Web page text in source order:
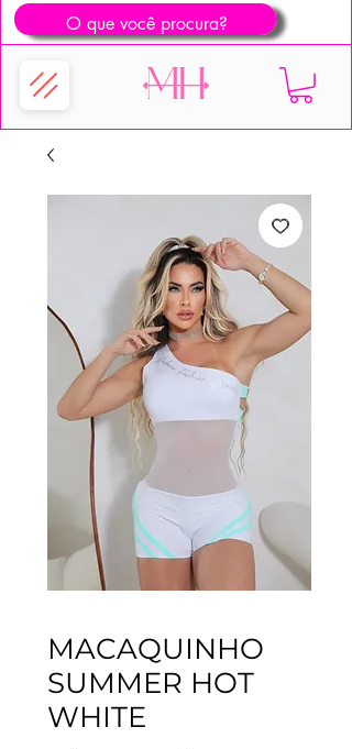
MACAQUINHO
SUMMER HOT
WHITE